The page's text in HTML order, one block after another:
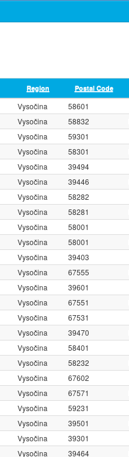
Region Postal Code
Vysočina 58601
Vysočina 58832
Vysočina 59301
Vysočina 58301
Vysočina 39494
Vysočina 39446
Vysočina 58282
Vysočina 58281
Vysočina 58001
Vysočina 58001
Vysočina 39403
Vysočina 67555
Vysočina 39601
Vysočina 67551
Vysočina 67531
Vysočina 39470
Vysočina 58401
Vysočina 58232
Vysočina 67602
Vysočina 67571
Vysočina 59231
Vysočina 39501
Vysočina 39301
Vysočina 39464